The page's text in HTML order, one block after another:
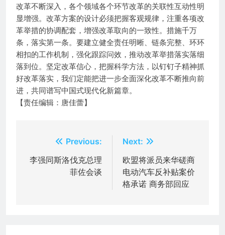
改革不断深入，各个领域各个环节改革的关联性互动性明
显增强。改革方案的设计必须把握客观规律，注重各项改
革举措的协调配套，增强改革取向的一致性。措施千万
条，落实第一条。要建立健全责任明晰、链条完整、环环
相扣的工作机制，强化跟踪问效，推动改革举措落实落细
落到位。坚定改革信心，把握科学方法，以钉钉子精神抓
好改革落实，我们定能把进一步全面深化改革不断推向前
进，共同谱写中国式现代化新篇章。
【责任编辑：唐佳蕾】
章
Previous:
李强同斯洛伐克总理
菲佐会谈
Next:
欧盟将派员来华磋商
电动汽车反补贴案价
格承诺 商务部回应